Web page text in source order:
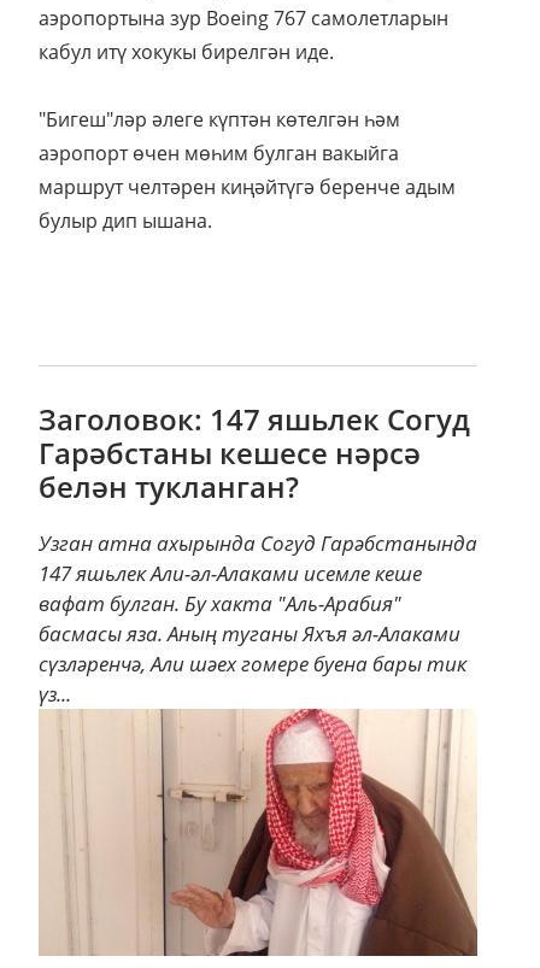
аэропортына зур Boeing 767 самолетларын
кабул итү хокукы бирелгән иде.
"Бигеш"ләр әлеге күптән көтелгән һәм
аэропорт өчен мөһим булган вакыйга
маршрут челтәрен киңәйтүгә беренче адым
булыр дип ышана.
Заголовок: 147 яшьлек Согуд
Гарәбстаны кешесе нәрсә
белән тукланган?
Узган атна ахырында Согуд Гарәбстанында
147 яшьлек Али-әл-Алаками исемле кеше
вафат булган. Бу хакта "Аль-Арабия"
басмасы яза. Аның туганы Яхъя әл-Алаками
сүзләренчә, Али шәех гомере буена бары тик
үз...